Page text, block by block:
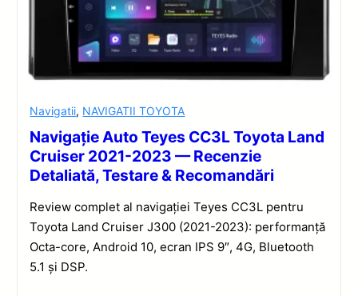
Navigatii, NAVIGATII TOYOTA
Navigație Auto Teyes CC3L Toyota Land
Cruiser 2021-2023 — Recenzie
Detaliată, Testare & Recomandări
Review complet al navigației Teyes CC3L pentru
Toyota Land Cruiser J300 (2021-2023): performanță
Octa-core, Android 10, ecran IPS 9″, 4G, Bluetooth
5.1 și DSP.